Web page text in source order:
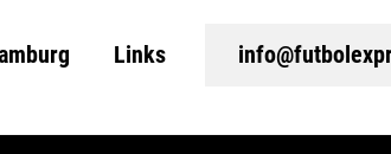
Links